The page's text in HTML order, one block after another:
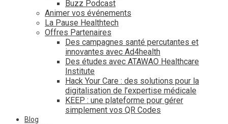
Buzz Podcast
Animer vos événements
La Pause Healthtech
Offres Partenaires
Des campagnes santé percutantes et
innovantes avec Ad4health
Des études avec ATAWAO Healthcare
Institute
Hack Your Care : des solutions pour la
digitalisation de l’expertise médicale
KEEP : une plateforme pour gérer
simplement vos QR Codes
Blog